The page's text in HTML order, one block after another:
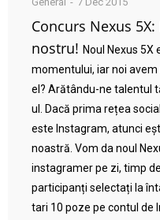
Concurs Nexus
nostru! Noul Nexus 5X
momentului, iar noi
el? Arătându-ne talentul
ul. Dacă prima rețea
este Instagram, atunci
noastră. Vom da noul
instagramer pe zi, timp
participanți selectați la
tari 10 poze pe contul de